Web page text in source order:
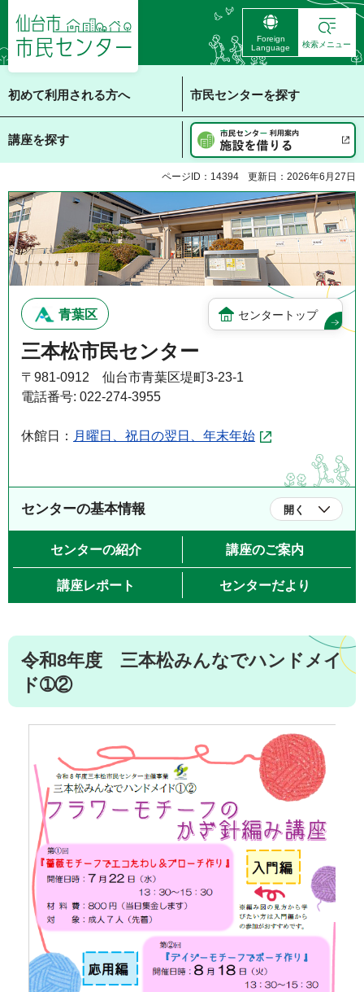
仙台市 市民センタ
ー
Foreign
Language
検索メニュー
初めて利用される方へ 市民センターを探す
講座を探す
ページID：14394 更新日：2026年6月27日
青葉区 センタートップ
三本松市民センター
〒981-0912 仙台市青葉区堤町3-23-1
電話番号: 022-274-3955
休館日： 月曜日、祝日の翌日、年末年始
センターの基本情報 開く
センターの紹介 講座のご案内
講座レポート センターだより
令和8年度 三本松みんなでハンドメイ
ド➀②